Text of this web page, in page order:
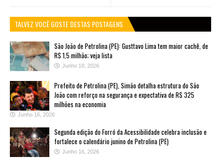
TALVEZ VOCÊ GOSTE DESTAS POSTAGENS
São João de Petrolina (PE): Gusttavo Lima tem maior cachê, de
R$ 1,5 milhão; veja lista
Junho 18, 2026
Prefeito de Petrolina (PE), Simão detalha estrutura do São
João com reforço na segurança e expectativa de R$ 325
milhões na economia
Junho 16, 2026
Segunda edição do Forró da Acessibilidade celebra inclusão e
fortalece o calendário junino de Petrolina (PE)
Junho 16, 2026